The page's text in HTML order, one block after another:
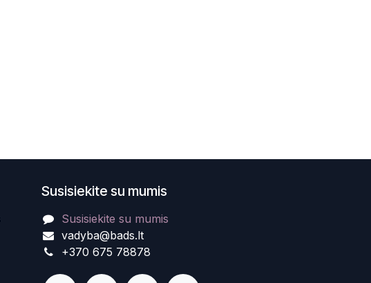
Susisiekite su mumis
Susisiekite su mumis
vadyba@bads.lt
+370 675 78878